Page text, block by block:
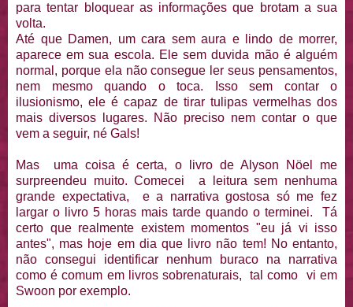
para tentar bloquear as informações que brotam a sua
volta.
Até que Damen, um cara sem aura e lindo de morrer,
aparece em sua escola. Ele sem duvida mão é alguém
normal, porque ela não consegue ler seus pensamentos,
nem mesmo quando o toca. Isso sem contar o
ilusionismo, ele é capaz de tirar tulipas vermelhas dos
mais diversos lugares. Não preciso nem contar o que
vem a seguir, né Gals!
Mas uma coisa é certa, o livro de Alyson Nöel me
surpreendeu muito. Comecei a leitura sem nenhuma
grande expectativa, e a narrativa gostosa só me fez
largar o livro 5 horas mais tarde quando o terminei. Tá
certo que realmente existem momentos "eu já vi isso
antes", mas hoje em dia que livro não tem! No entanto,
não consegui identificar nenhum buraco na narrativa
como é comum em livros sobrenaturais, tal como vi em
Swoon por exemplo.